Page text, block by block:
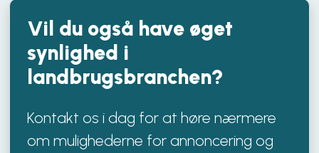
Vil du også have øget
synlighed i
landbrugsbranchen?
Kontakt os i dag for at høre nærmere
om mulighederne for annoncering og